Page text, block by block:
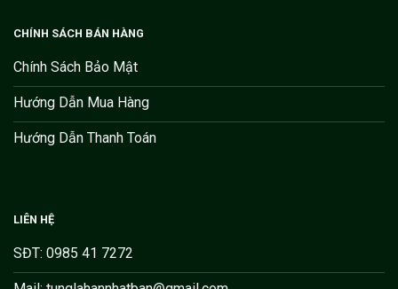
CHÍNH SÁCH BÁN HÀNG
Chính Sách Bảo Mật
Hướng Dẫn Mua Hàng
Hướng Dẫn Thanh Toán
LIÊN HỆ
SĐT: 0985 41 7272